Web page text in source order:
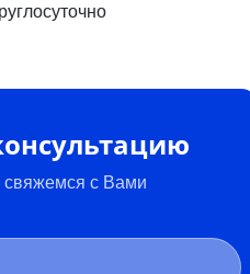
свяжемся с Вами